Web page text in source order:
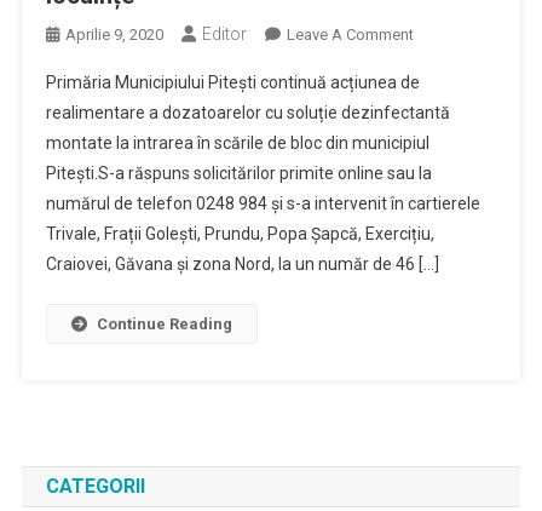
Aprilie 9, 2020 Editor Leave A CommentOn
Montarea
Dozatoarelor
Cu
Dezinfectant
În
Scările
Blocurilor
Primăria Municipiului Pitești continuă acțiunea de
realimentare a dozatoarelor cu soluție dezinfectantă
montate la intrarea în scările de bloc din municipiul
Pitești.S-a răspuns solicitărilor primite online sau la
numărul de telefon 0248 984 și s-a intervenit în cartierele
Trivale, Frații Golești, Prundu, Popa Șapcă, Exercițiu,
Craiovei, Găvana și zona Nord, la un număr de 46 […]
Continue Reading
CATEGORII